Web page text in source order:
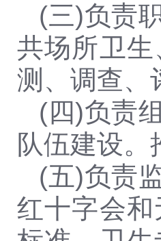
(三)负责
共场所卫
测、调查、
(四)负责
队伍建设
(五)负责
红十字会